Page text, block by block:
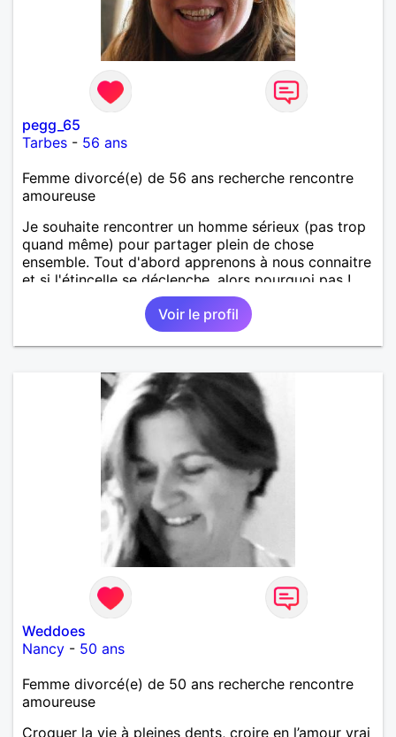
pegg_65
Tarbes - 56 ans
Femme divorcé(e) de 56 ans recherche rencontre
amoureuse
Je souhaite rencontrer un homme sérieux (pas trop
quand même) pour partager plein de chose
ensemble. Tout d'abord apprenons à nous connaitre
et si l'étincelle se déclenche, alors pourquoi pas !
Voir le profil
Weddoes
Nancy - 50 ans
Femme divorcé(e) de 50 ans recherche rencontre
amoureuse
Croquer la vie à pleines dents, croire en l’amour vrai